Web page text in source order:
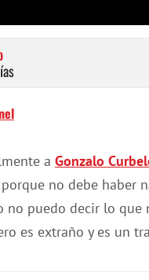
a Gonzalo
no debe haber
no puedo decir lo
es extraño y es un